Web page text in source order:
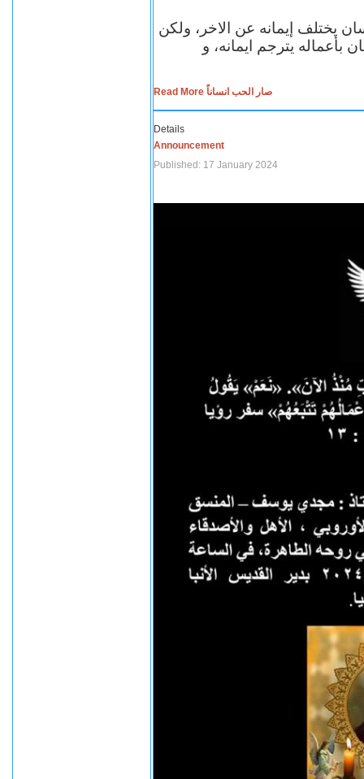
يختلف إيمانه عن الاخر، ولكن
بأعماله يترجم ايمانه، و
Read More صار الحب انساناً
Details
Announcement
Published: 17 January 2024